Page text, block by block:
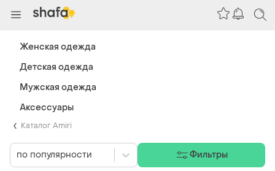
Каталог Amiri
по популярности Фильтры
Женская одежда
Детская одежда
Мужская одежда
Аксессуары